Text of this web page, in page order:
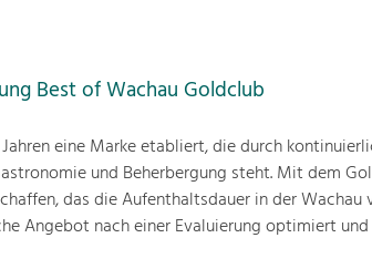
Best of Wachau Goldclub
eine Marke etabliert, die durch
und Beherbergung steht. Mit dem
das die Aufenthaltsdauer in der Wachau
Angebot nach einer Evaluierung optimiert